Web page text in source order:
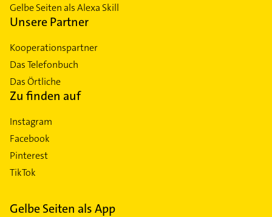
Gelbe Seiten als Alexa Skill
Unsere Partner
Kooperationspartner
Das Telefonbuch
Das Örtliche
Zu finden auf
Instagram
Facebook
Pinterest
TikTok
Gelbe Seiten als App